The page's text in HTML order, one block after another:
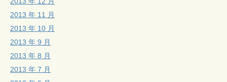
2013 年 11 月
2013 年 10 月
2013 年 9 月
2013 年 8 月
2013 年 7 月